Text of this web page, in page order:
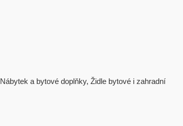
Nábytek a bytové doplňky, Židle bytové i zahradní